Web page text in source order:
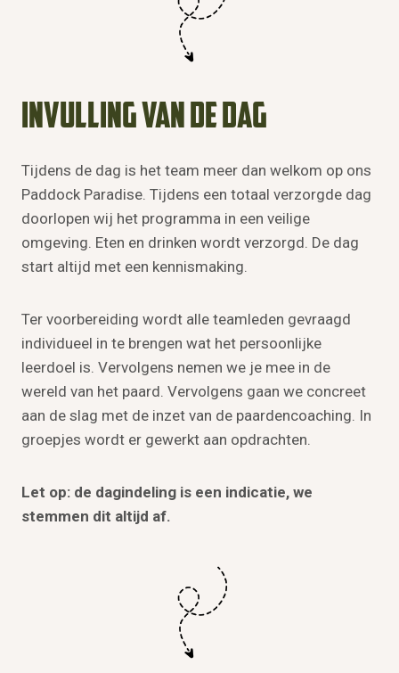
Invulling van de dag
Tijdens de dag is het team meer dan welkom op ons
Paddock Paradise. Tijdens een totaal verzorgde dag
doorlopen wij het programma in een veilige
omgeving. Eten en drinken wordt verzorgd. De dag
start altijd met een kennismaking.
Ter voorbereiding wordt alle teamleden gevraagd
individueel in te brengen wat het persoonlijke
leerdoel is. Vervolgens nemen we je mee in de
wereld van het paard. Vervolgens gaan we concreet
aan de slag met de inzet van de paardencoaching. In
groepjes wordt er gewerkt aan opdrachten.
Let op: de dagindeling is een indicatie, we
stemmen dit altijd af.